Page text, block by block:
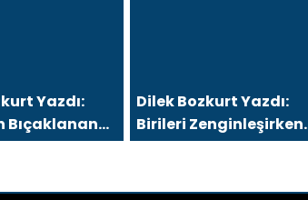
Yazdı:
Bıçaklanan
Dilek Bozkurt Yazdı:
Birileri Zenginleşirken
Kimler Eksiliyor?